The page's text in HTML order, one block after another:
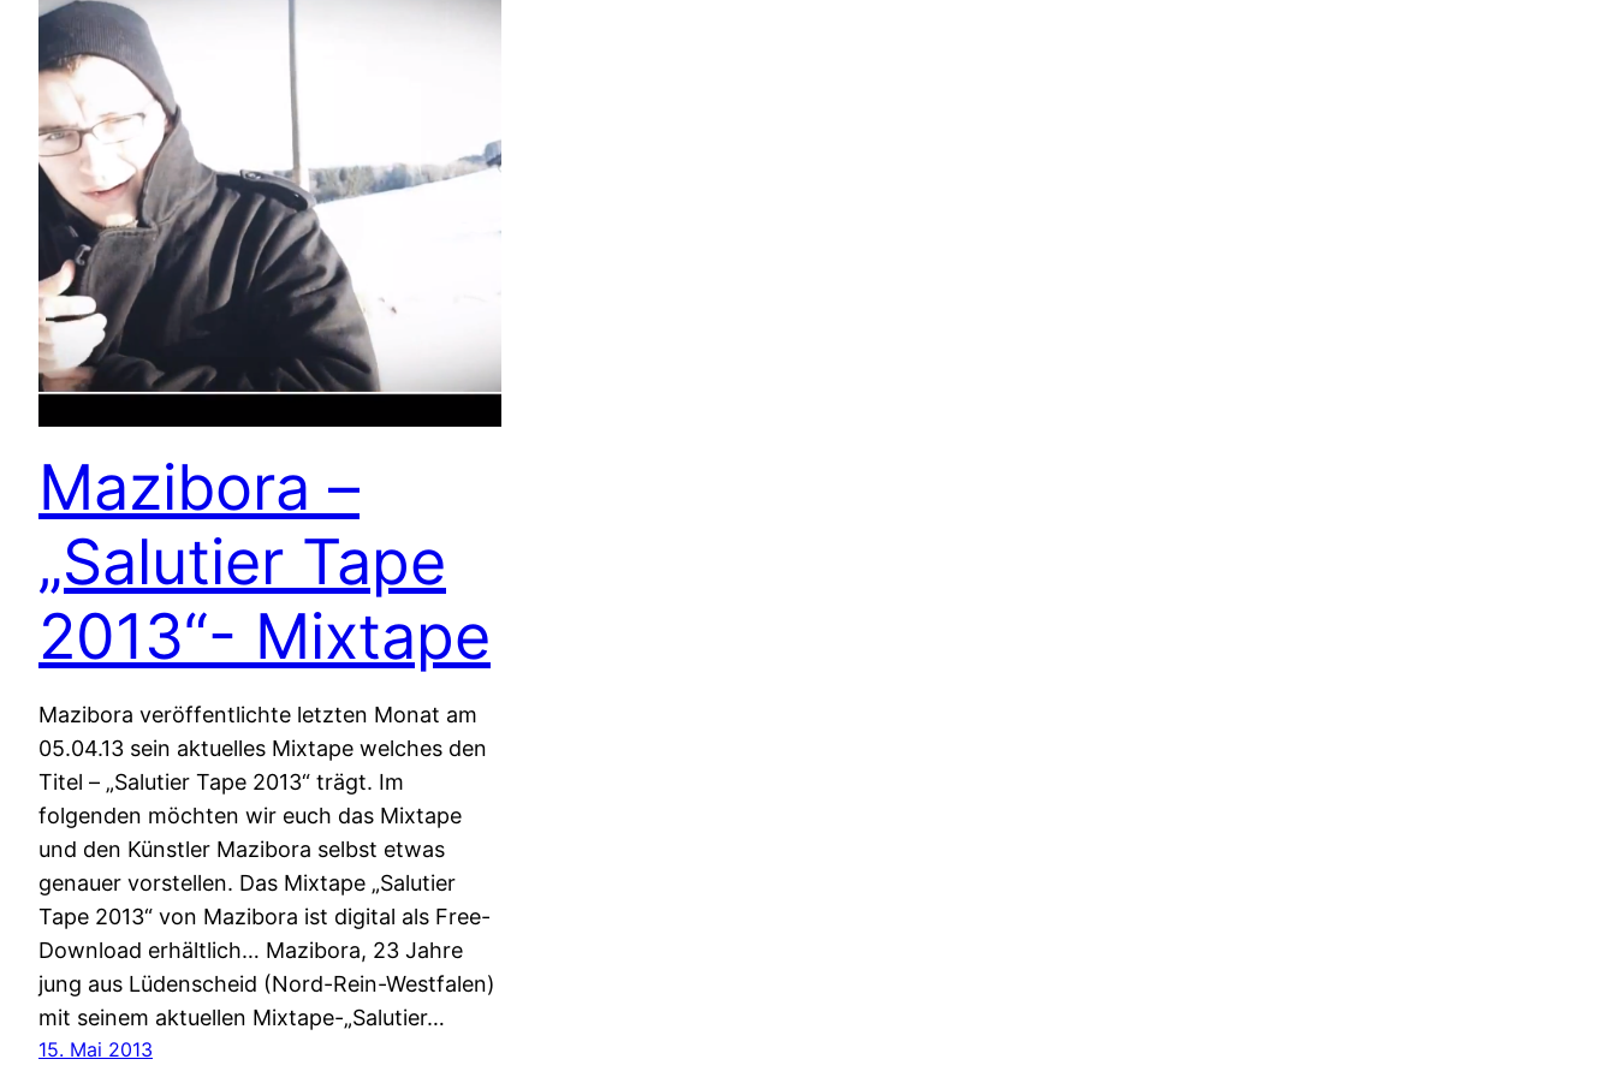
Mazibora –
„Salutier Tape
2013“- Mixtape
Mazibora veröffentlichte letzten Monat am
05.04.13 sein aktuelles Mixtape welches den
Titel – „Salutier Tape 2013“ trägt. Im
folgenden möchten wir euch das Mixtape
und den Künstler Mazibora selbst etwas
genauer vorstellen. Das Mixtape „Salutier
Tape 2013“ von Mazibora ist digital als Free-
Download erhältlich… Mazibora, 23 Jahre
jung aus Lüdenscheid (Nord-Rein-Westfalen)
mit seinem aktuellen Mixtape-„Salutier…
15. Mai 2013